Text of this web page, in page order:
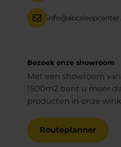
Bezoek onze showroom
Met een showroom
1500m2 bent u meer
producten in onze
Routeplanner